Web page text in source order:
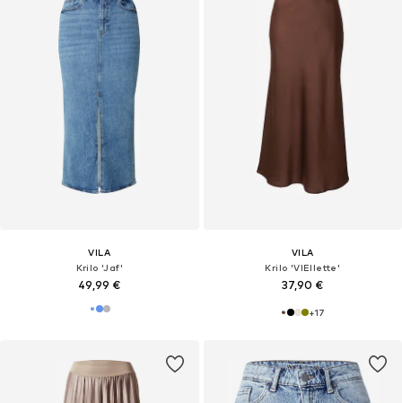
VILA
Krilo 'Jaf'
49,99 €
VILA
Krilo 'VIEllette'
37,90 €
+17